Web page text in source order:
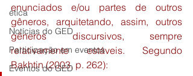
ética
Notícias do GED
Participação em eventos
Eventos do GED
enunciados e/ou partes de outros
gêneros, arquitetando, assim, outros
gêneros discursivos, sempre
relativamente estáveis. Segundo
Bakhtin (2003, p. 262):